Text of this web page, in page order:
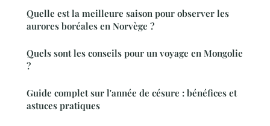
Quelle est la meilleure saison pour observer les
aurores boréales en Norvège ?
Quels sont les conseils pour un voyage en Mongolie
?
Guide complet sur l'année de césure : bénéfices et
astuces pratiques